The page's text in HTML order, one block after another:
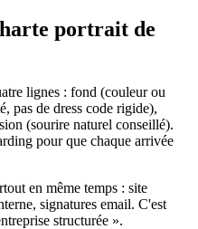
portrait de
lignes : fond (couleur ou
pas de dress code rigide),
(sourire naturel conseillé).
pour que chaque arrivée
en même temps : site
signatures email. C'est
structurée ».